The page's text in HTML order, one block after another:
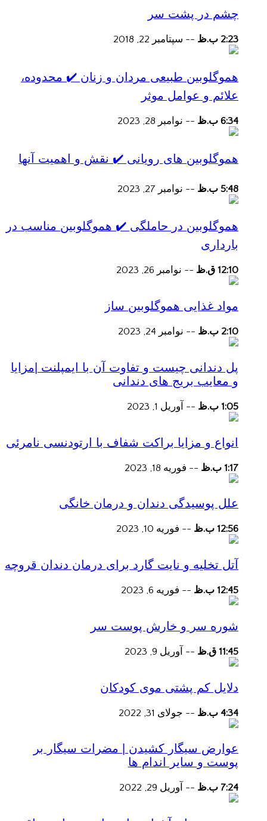
چشم در پشت سر
2:23 ب.ظ -- سپتامبر 22, 2018
هموگلوبین طبیعی مردان و زنان ✔️ محدوده،
علائم و عوامل موثر
6:34 ب.ظ -- نوامبر 28, 2023
هموگلوبین های رویانی ✔️ نقش و اهمیت آنها
5:48 ب.ظ -- نوامبر 27, 2023
هموگلوبین در حاملگی ✔️ هموگلوبین مناسب در
بارداری
12:10 ق.ظ -- نوامبر 26, 2023
مواد غذایی هموگلوبین ساز
2:10 ب.ظ -- نوامبر 24, 2023
پل دندانی چیست و تفاوت آن با ایمپلنت |مزایا
و معایب بریج های دندانی
1:05 ب.ظ -- آوریل 1, 2023
انواع و مزایا براکت شفاف با ارتودنسی نامرئی
1:17 ب.ظ -- فوریه 18, 2023
علل پوسیدگی دندان و درمان خانگی
12:56 ب.ظ -- فوریه 10, 2023
آتل تخلیه و نایت گارد برای درمان دندان قروچه
12:45 ب.ظ -- فوریه 6, 2023
شوره سر و خارش پوست سر
11:45 ق.ظ -- آوریل 9, 2023
دلایل کم پشتی موی کودکان
4:34 ب.ظ -- جولای 31, 2022
عوارض سیگار کشیدن | مضرات سیگار بر
پوست و سایر اندام ها
7:24 ب.ظ -- آوریل 29, 2022